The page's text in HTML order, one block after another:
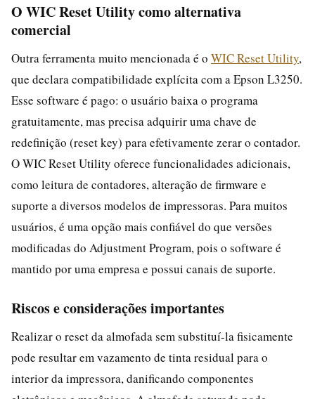
O WIC Reset Utility como alternativa
comercial
Outra ferramenta muito mencionada é o WIC Reset Utility,
que declara compatibilidade explícita com a Epson L3250.
Esse software é pago: o usuário baixa o programa
gratuitamente, mas precisa adquirir uma chave de
redefinição (reset key) para efetivamente zerar o contador.
O WIC Reset Utility oferece funcionalidades adicionais,
como leitura de contadores, alteração de firmware e
suporte a diversos modelos de impressoras. Para muitos
usuários, é uma opção mais confiável do que versões
modificadas do Adjustment Program, pois o software é
mantido por uma empresa e possui canais de suporte.
Riscos e considerações importantes
Realizar o reset da almofada sem substituí-la fisicamente
pode resultar em vazamento de tinta residual para o
interior da impressora, danificando componentes